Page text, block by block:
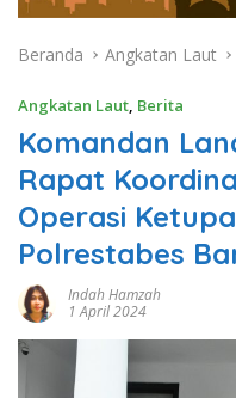
Beranda Angkatan Laut
Angkatan Laut Berita
Komandan
Rapat
Operasi
Polrestabes
Indah Hamzah
1 April 2024